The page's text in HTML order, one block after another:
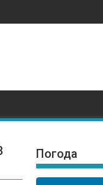
де буде гучно
Погода